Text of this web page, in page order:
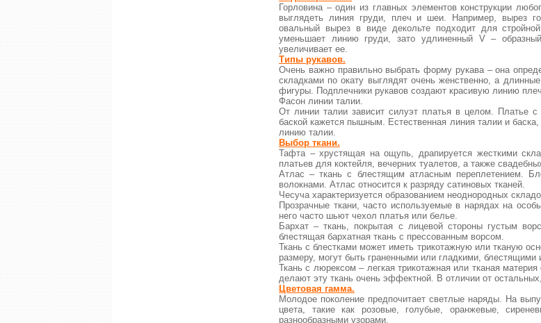
Горловина – один из главных элементов конструкции
выглядеть линия груди, плеч и шеи. Например, вырез
овальный вырез в виде декольте подходит для
уменьшает линию груди, зато удлиненный V –
увеличивает ее.
Типы рукавов.
Очень важно правильно выбрать форму рукава – она
складками по окату выглядят очень женственно, а
фигуры. Подплечники рукавов создают красивую линию
Фасон линии талии.
От линии талии зависит силуэт платья в целом. Платье
баской кажется пышным. Естественная линия талии и
линию талии.
Выбор ткани.
Тафта – хрустящая на ощупь, драпируется жесткими
платьев для коктейля, вечерних туалетов, а также
Атлас – ткань с блестящим атласным переплетением.
волокнами. Атлас относится к разряду сатиновых тканей.
Чесуча характеризуется образованием неоднородных
Прозрачные ткани, часто используемые в нарядах на
него часто шьют чехол платья или белье.
Бархат – ткань, покрытая с лицевой стороны густым
блестящая бархатная ткань с прессованным ворсом.
Ткань с блестками может иметь трикотажную или тканую
размеру, могут быть граненными или гладкими,
Ткань с люрексом – легкая трикотажная или тканая
делают эту ткань очень эффектной. В отличии от
Цветовая гамма.
Молодое поколение предпочитает светлые наряды. На
цвета, такие как розовые, голубые, оранжевые,
разнообразными узорами.